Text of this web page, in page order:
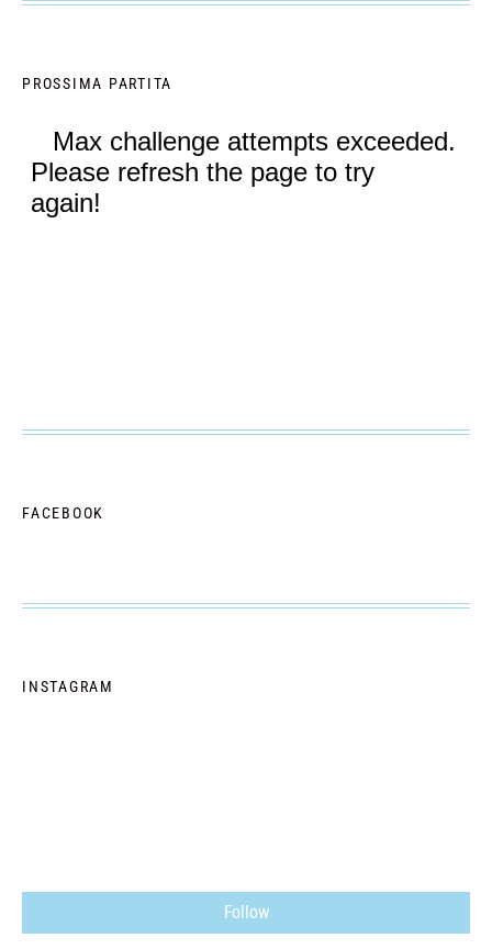
PROSSIMA PARTITA
FACEBOOK
INSTAGRAM
Follow